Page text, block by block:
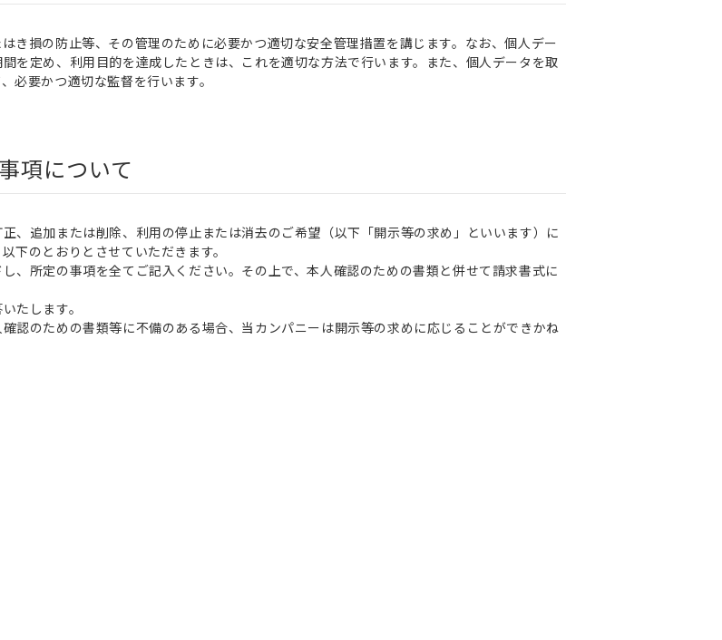
き損の防止等、その管理のために必要かつ適切な安全管理措置を講じます。なお、個人デー
を定め、利用目的を達成したときは、これを適切な方法で行います。また、個人データを取
必要かつ適切な監督を行います。
項について
、追加または削除、利用の停止または消去のご希望（以下「開示等の求め」といいます）に
下のとおりとさせていただきます。
、所定の事項を全てご記入ください。その上で、本人確認のための書類と併せて請求書式に
たします。
認のための書類等に不備のある場合、当カンパニーは開示等の求めに応じることができかね